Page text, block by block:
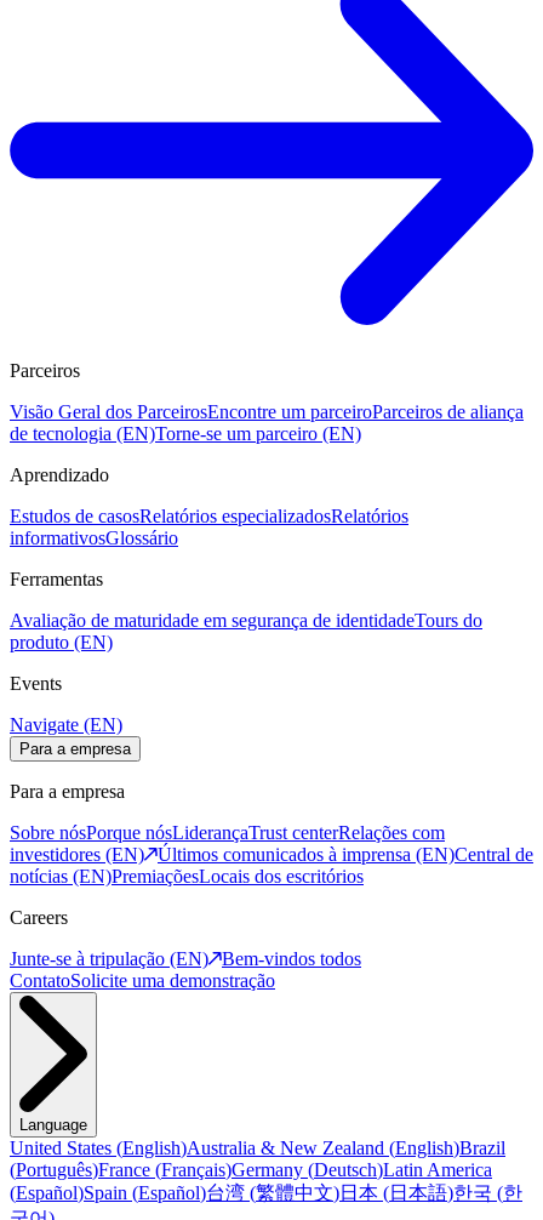
Parceiros
Visão Geral dos ParceirosEncontre um parceiroParceiros de aliança
de tecnologia (EN)Torne-se um parceiro (EN)
Aprendizado
Estudos de casosRelatórios especializadosRelatórios
informativosGlossário
Ferramentas
Avaliação de maturidade em segurança de identidadeTours do
produto (EN)
Events
Navigate (EN)
Para a empresa
Para a empresa
Sobre nósPorque nósLiderançaTrust centerRelações com
investidores (EN)
Últimos comunicados à imprensa (EN)Central de
notícias (EN)PremiaçõesLocais dos escritórios
Careers
Junte-se à tripulação (EN)
Bem-vindos todos
ContatoSolicite uma demonstração
Language
United States (English)Australia & New Zealand (English)Brazil
(Português)France (Français)Germany (Deutsch)Latin America
(Español)Spain (Español)台湾 (繁體中文)日本 (日本語)한국 (한